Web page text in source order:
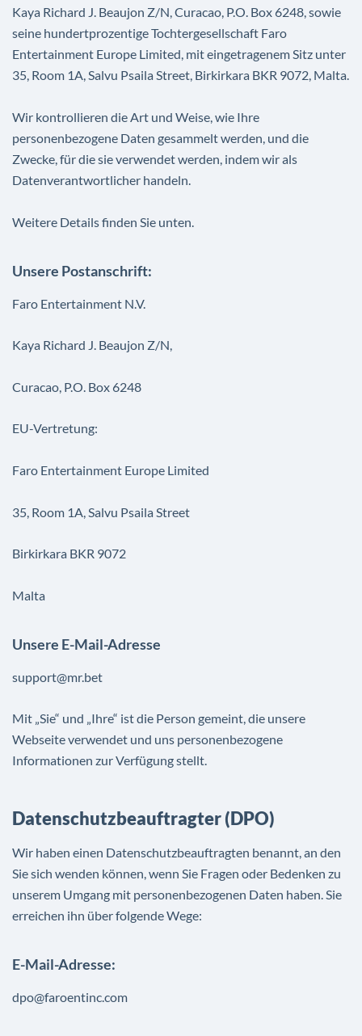
Kaya Richard J. Beaujon Z/N, Curacao, P.O. Box 6248, sowie
seine hundertprozentige Tochtergesellschaft Faro
Entertainment Europe Limited, mit eingetragenem Sitz unter
35, Room 1A, Salvu Psaila Street, Birkirkara BKR 9072, Malta.
Wir kontrollieren die Art und Weise, wie Ihre
personenbezogene Daten gesammelt werden, und die
Zwecke, für die sie verwendet werden, indem wir als
Datenverantwortlicher handeln.
Weitere Details finden Sie unten.
Unsere Postanschrift:
Faro Entertainment N.V.
Kaya Richard J. Beaujon Z/N,
Curacao, P.O. Box 6248
EU-Vertretung:
Faro Entertainment Europe Limited
35, Room 1A, Salvu Psaila Street
Birkirkara BKR 9072
Malta
Unsere E-Mail-Adresse
support@mr.bet
Mit „Sie“ und „Ihre“ ist die Person gemeint, die unsere
Webseite verwendet und uns personenbezogene
Informationen zur Verfügung stellt.
Datenschutzbeauftragter (DPO)
Wir haben einen Datenschutzbeauftragten benannt, an den
Sie sich wenden können, wenn Sie Fragen oder Bedenken zu
unserem Umgang mit personenbezogenen Daten haben. Sie
erreichen ihn über folgende Wege:
E-Mail-Adresse:
dpo@faroentinc.com